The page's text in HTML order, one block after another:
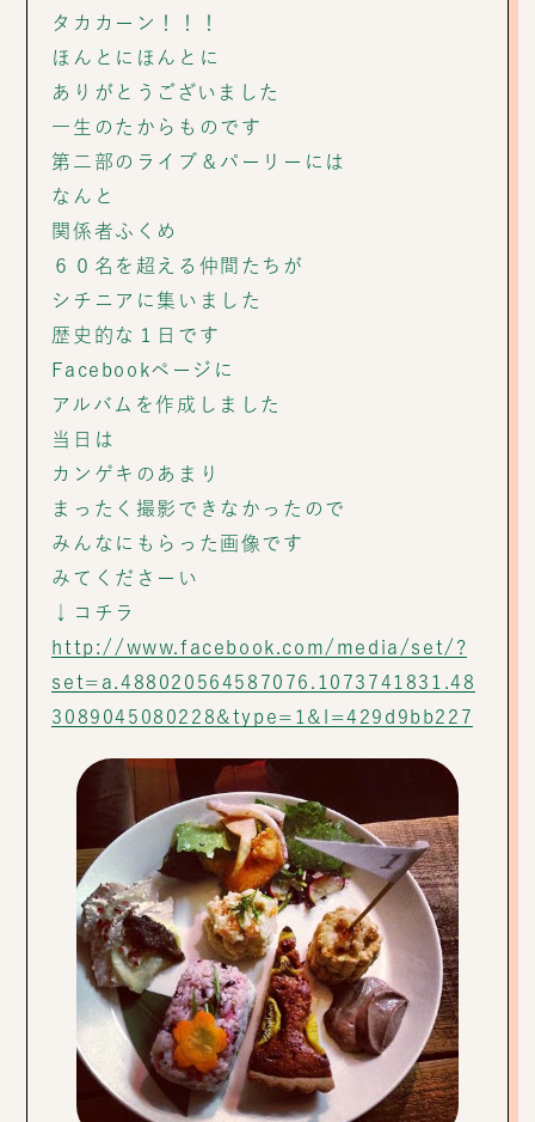
タカカーン！！！
ほんとにほんとに
ありがとうございました
一生のたからものです
第二部のライブ＆パーリーには
なんと
関係者ふくめ
６０名を超える仲間たちが
シチニアに集いました
歴史的な１日です
Facebookページに
アルバムを作成しました
当日は
カンゲキのあまり
まったく撮影できなかったので
みんなにもらった画像です
みてくださーい
↓コチラ
http://www.facebook.com/media/set/?
set=a.488020564587076.1073741831.48
3089045080228&type=1&l=429d9bb227